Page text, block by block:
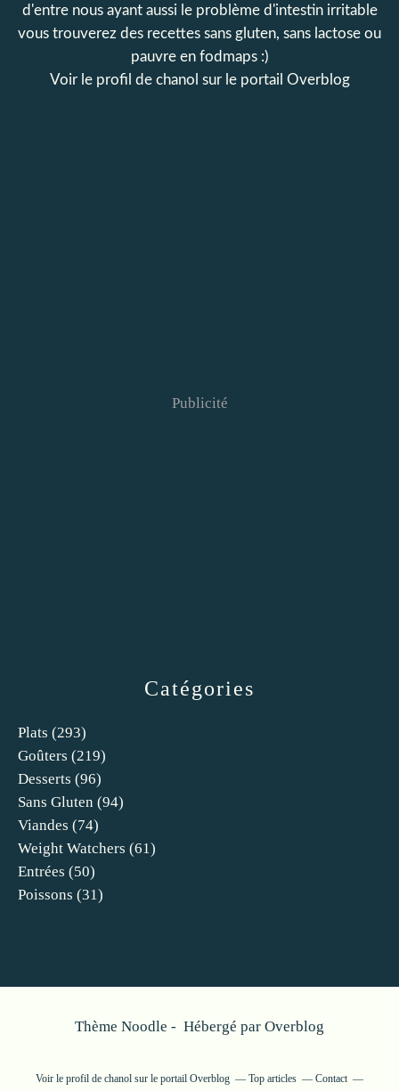
Catégories
Plats (293)
Goûters (219)
Desserts (96)
Sans Gluten (94)
Viandes (74)
Weight Watchers (61)
Entrées (50)
Poissons (31)
d'entre nous ayant aussi le problème d'intestin irritable
vous trouverez des recettes sans gluten, sans lactose ou
pauvre en fodmaps :)
Voir le profil de chanol sur le portail Overblog
Publicité
Thème Noodle - Hébergé par Overblog
Voir le profil de chanol sur le portail Overblog Top articles Contact